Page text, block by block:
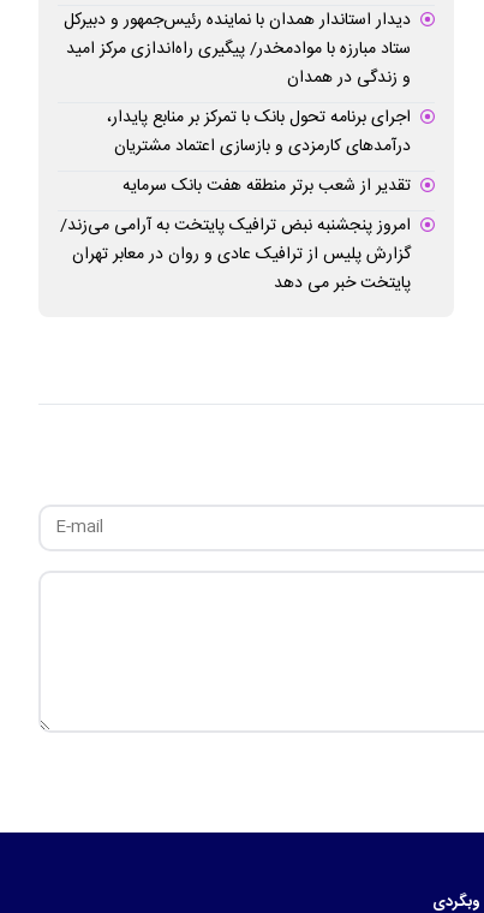
دیدار استاندار همدان با نماینده رئیس‌جمهور و دبیرکل
ستاد مبارزه با موادمخدر/ پیگیری راه‌اندازی مرکز امید
و زندگی در همدان
اجرای برنامه تحول بانک با تمرکز بر منابع پایدار،
درآمدهای کارمزدی و بازسازی اعتماد مشتریان
تقدیر از شعب برتر منطقه هفت بانک سرمایه
امروز پنجشنبه نبض ترافیک پایتخت به آرامی می‌زند/
گزارش پلیس از ترافیک عادی و روان در معابر تهران
پایتخت خبر می دهد
وبگردی